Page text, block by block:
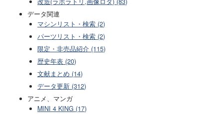
データ関連
マシンリスト・検索 (2)
パーツリスト・検索 (2)
限定・非売品紹介 (115)
歴史年表 (20)
文献まとめ (14)
データ更新 (312)
アニメ、マンガ
MINI 4 KING (17)